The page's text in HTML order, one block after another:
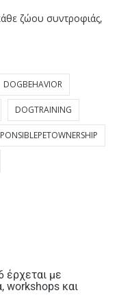
ζώου συντροφιάς,
DOGBEHAVIOR
DOGTRAINING
έρχεται με
workshops και